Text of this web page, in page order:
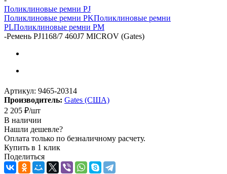
Поликлиновые ремни PJ
Поликлиновые ремни PKПоликлиновые ремни
PLПоликлиновые ремни PM
-Ремень PJ1168/7 460J7 MICROV (Gates)
Артикул: 9465-20314
Производитель: Gates (США)
2 205 ₽/шт
В наличии
Нашли дешевле?
Оплата только по безналичному расчету.
Купить в 1 клик
Поделиться